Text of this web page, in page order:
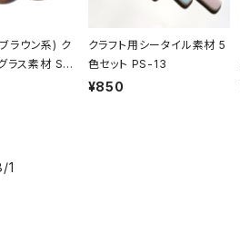
ラウン系) ク
ラス素材 SS
クラフト用シータイル素材 5
色セット PS-13
¥850
1